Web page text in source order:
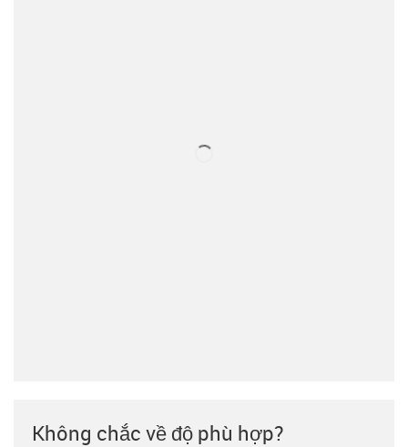
Không chắc về độ phù hợp?